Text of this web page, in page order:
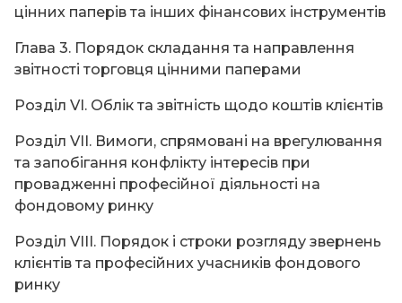
цінних паперів та інших фінансових інструментів
Глава 3. Порядок складання та направлення
звітності торговця цінними паперами
Розділ VІ. Облік та звітність щодо коштів клієнтів
Розділ VІІ. Вимоги, спрямовані на врегулювання
та запобігання конфлікту інтересів при
провадженні професійної діяльності на
фондовому ринку
Розділ VІІІ. Порядок і строки розгляду звернень
клієнтів та професійних учасників фондового
ринку